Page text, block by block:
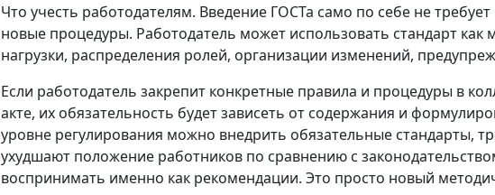
Что учесть работодателям. Введение ГОСТа само по себе не
новые процедуры. Работодатель может использовать стандарт как
нагрузки, распределения ролей, организации изменений,
Если работодатель закрепит конкретные правила и процедуры в
акте, их обязательность будет зависеть от содержания и
уровне регулирования можно внедрить обязательные стандарты,
ухудшают положение работников по сравнению с
воспринимать именно как рекомендации. Это просто новый